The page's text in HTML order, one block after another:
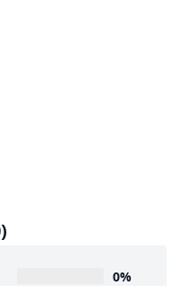
0%